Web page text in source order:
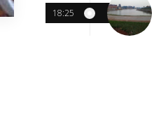
18:25